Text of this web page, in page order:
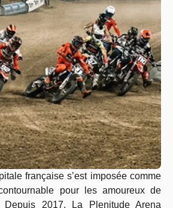
française s’est imposée comme
pour les amoureux de
Depuis 2017, La Plenitude Arena